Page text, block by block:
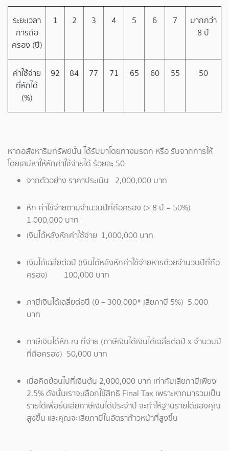
ระยะเวลา
การถือ
ครอง (ปี)
1 2 3 4 5 6 7
มากกว่า
8 ปี
ค่าใช้จ่าย
ที่หักได้
(%)
92 84 77 71 65 60 55 50
หากอสังหาริมทรัพย์นั้น ได้รับมาโดยทางมรดก หรือ รับจากการให้
โดยเสน่หาให้หักค่าใช้จ่ายได้ ร้อยละ 50
จากตัวอย่าง ราคาประเมิน 2,000,000 บาท
หัก ค่าใช้จ่ายตามจำนวนปีที่ถือครอง (> 8 ปี = 50%)
1,000,000 บาท
เงินได้หลังหักค่าใช้จ่าย 1,000,000 บาท
เงินได้เฉลี่ยต่อปี (เงินได้หลังหักค่าใช้จ่ายหารด้วยจำนวนปีที่ถือ
ครอง) 100,000 บาท
ภาษีเงินได้เฉลี่ยต่อปี (0 – 300,000* เสียภาษี 5%) 5,000
บาท
ภาษีเงินได้หัก ณ ที่จ่าย (ภาษีเงินได้เงินได้เฉลี่ยต่อปี x จำนวนปี
ที่ถือครอง) 50,000 บาท
เมื่อคิดย้อนไปที่เงินต้น 2,000,000 บาท เท่ากับเสียภาษีเพียง
2.5% ดังนั้นเราจะเลือกใช้สิทธิ Final Tax เพราะหากมารวมเป็น
รายได้เพื่อยื่นเสียภาษีเงินได้ประจำปี จะทำให้ฐานรายได้ของคุณ
สูงขึ้น และคุณจะเสียภาษีในอัตราก้าวหน้าที่สูงขึ้น